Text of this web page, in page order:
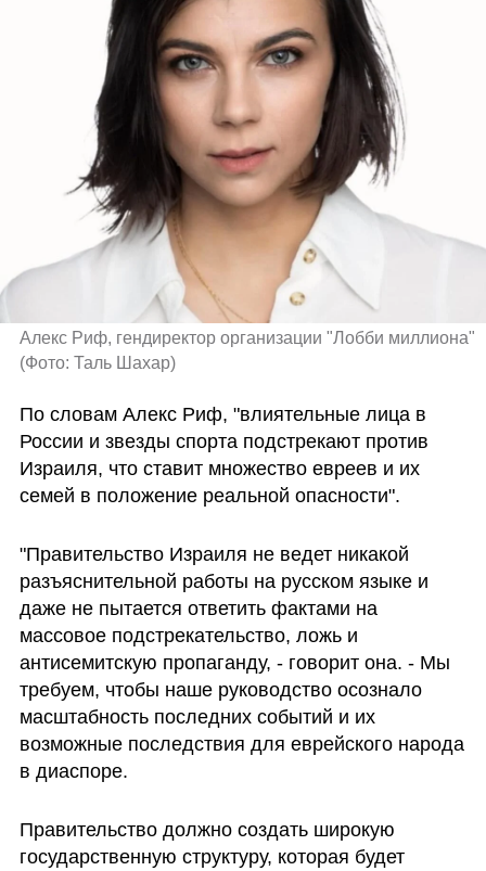
(Фото: Таль Шахар)
По словам Алекс Риф, "влиятельные лица в
России и звезды спорта подстрекают против
Израиля, что ставит множество евреев и их
семей в положение реальной опасности".
"Правительство Израиля не ведет никакой
разъяснительной работы на русском языке и
даже не пытается ответить фактами на
массовое подстрекательство, ложь и
антисемитскую пропаганду, - говорит она. - Мы
требуем, чтобы наше руководство осознало
масштабность последних событий и их
возможные последствия для еврейского народа
в диаспоре.
Правительство должно создать широкую
государственную структуру, которая будет